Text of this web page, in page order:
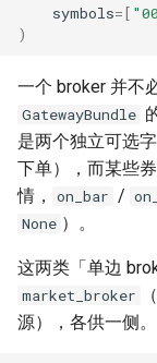
symbols=[
)
一个 broker 并不
GatewayBundle
是两个独立可选
下单），而某些
情，
on_bar /
None ）。
这两类「单边
market_broker
源），各供一侧。